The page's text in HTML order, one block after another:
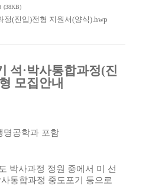
(38KB)
정(진입)전형 지원서(양식).hwp
석 ·박사통합과정(진
모집안내
명공학과 포함
박사과정 정원 중에서 미 선
사통합과정 중도포기 등으로